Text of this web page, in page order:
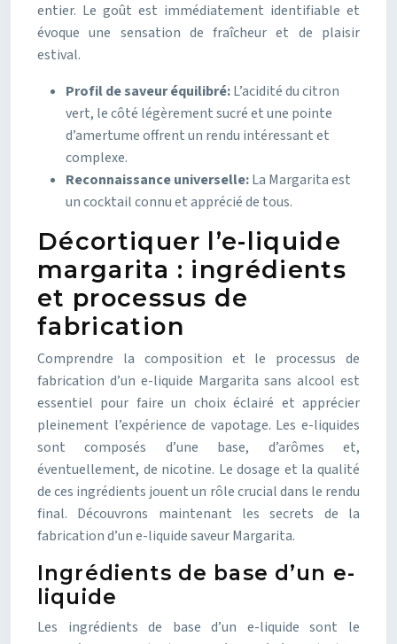
entier. Le goût est immédiatement identifiable et
évoque une sensation de fraîcheur et de plaisir
estival.
Profil de saveur équilibré:L’acidité du citron
vert, le côté légèrement sucré et une pointe
d’amertume offrent un rendu intéressant et
complexe.
Reconnaissance universelle:La Margarita est
un cocktail connu et apprécié de tous.
Décortiquer l’e-liquide
margarita : ingrédients
et processus de
fabrication
Comprendre la composition et le processus de
fabrication d’un e-liquide Margarita sans alcool est
essentiel pour faire un choix éclairé et apprécier
pleinement l’expérience de vapotage. Les e-liquides
sont composés d’une base, d’arômes et,
éventuellement, de nicotine. Le dosage et la qualité
de ces ingrédients jouent un rôle crucial dans le rendu
final. Découvrons maintenant les secrets de la
fabrication d’un e-liquide saveur Margarita.
Ingrédients de base d’un e-
liquide
Les ingrédients de base d’un e-liquide sont le